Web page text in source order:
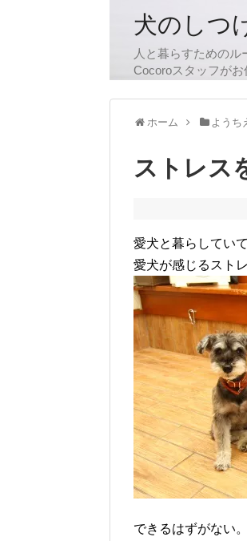
犬のしつ
人と暮らすための
Cocoroスタッフがお
ホーム ようち
ストレス
愛犬と暮らしていて
愛犬が感じるスト
できるはずがない。